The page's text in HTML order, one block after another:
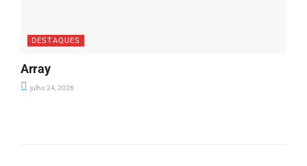
DESTAQUES
Array
julho 24, 2026